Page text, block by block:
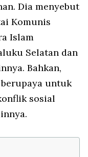
Dia menyebut
Komunis
Islam
Selatan dan
Bahkan,
untuk
sosial